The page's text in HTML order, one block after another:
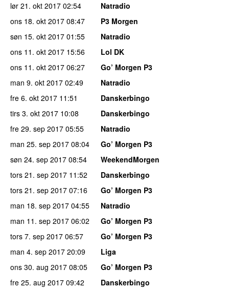
lør 21. okt 2017 02:54
Natradio
ons 18. okt 2017 08:47
P3 Morgen
søn 15. okt 2017 01:55
Natradio
ons 11. okt 2017 15:56
Lol DK
ons 11. okt 2017 06:27
Go’ Morgen P3
man 9. okt 2017 02:49
Natradio
fre 6. okt 2017 11:51
Danskerbingo
tirs 3. okt 2017 10:08
Danskerbingo
fre 29. sep 2017 05:55
Natradio
man 25. sep 2017 08:04
Go’ Morgen P3
søn 24. sep 2017 08:54
WeekendMorgen
tors 21. sep 2017 11:52
Danskerbingo
tors 21. sep 2017 07:16
Go’ Morgen P3
man 18. sep 2017 04:55
Natradio
man 11. sep 2017 06:02
Go’ Morgen P3
tors 7. sep 2017 06:57
Go’ Morgen P3
man 4. sep 2017 20:09
Liga
ons 30. aug 2017 08:05
Go’ Morgen P3
fre 25. aug 2017 09:42 Danskerbingo